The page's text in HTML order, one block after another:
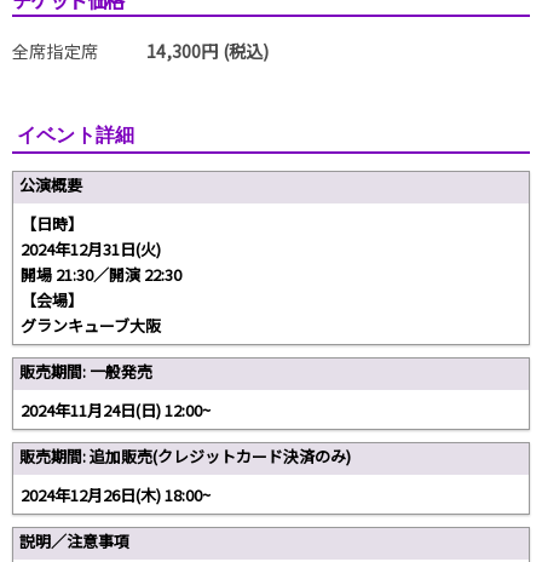
全席指定席 14,300円 (税込)
イベント詳細
公演概要
【日時】
2024年12月31日(火)
開場 21:30／開演 22:30
【会場】
グランキューブ大阪
販売期間: 一般発売
2024年11月24日(日) 12:00~
販売期間: 追加販売(クレジットカード決済のみ)
2024年12月26日(木) 18:00~
説明／注意事項